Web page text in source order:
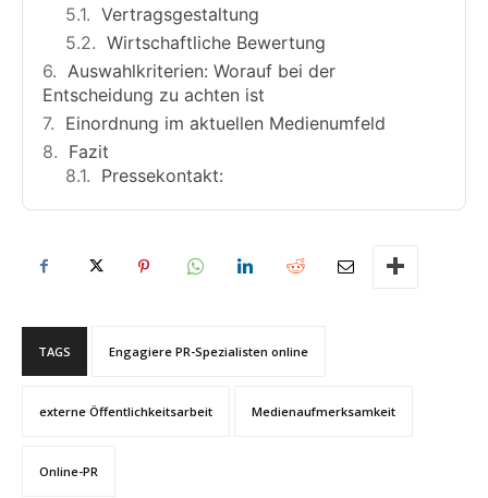
Vertragsgestaltung
Wirtschaftliche Bewertung
Auswahlkriterien: Worauf bei der
Entscheidung zu achten ist
Einordnung im aktuellen Medienumfeld
Fazit
Pressekontakt:
TAGS Engagiere PR-Spezialisten online
externe Öffentlichkeitsarbeit Medienaufmerksamkeit
Online-PR